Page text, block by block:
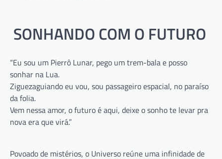
SONHANDO COM O FUTURO
“Eu sou um Pierrô Lunar, pego um trem-bala e posso
sonhar na Lua.
Ziguezaguiando eu vou, sou passageiro espacial, no paraíso
da folia.
Vem nessa amor, o futuro é aqui, deixe o sonho te levar pra
nova era que virá.”
Povoado de mistérios, o Universo reúne uma infinidade de